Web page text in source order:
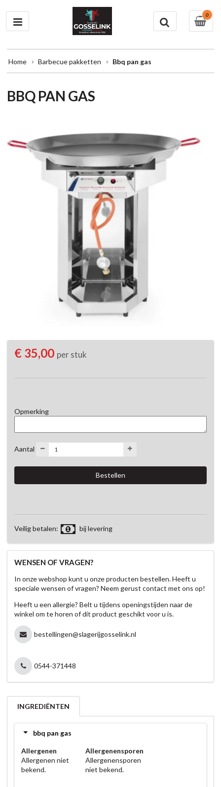
0
Home Barbecue pakketten Bbq pan gas
BBQ PAN GAS
€ 35,00 per stuk
Opmerking
Aantal
Veilig betalen: bij levering
WENSEN OF VRAGEN?
In onze webshop kunt u onze producten bestellen. Heeft u
speciale wensen of vragen? Neem gerust contact met ons op!
Heeft u een allergie? Belt u tijdens openingstijden naar de
winkel om te horen of dit product geschikt voor u is.
bestellingen@slagerijgosselink.nl
0544-371448
INGREDIËNTEN
bbq pan gas
Allergenen
Allergenen niet
bekend.
Allergenensporen
Allergenensporen
niet bekend.